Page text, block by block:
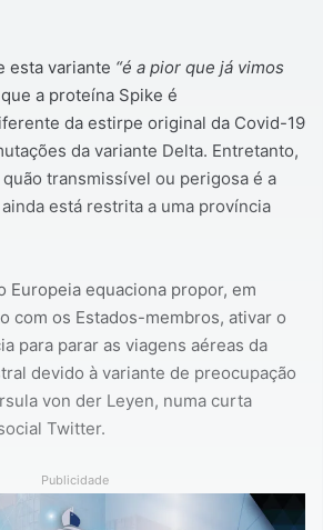
esta variante “é a pior que já vimos
a proteína Spike é
da estirpe original da Covid-19
da variante Delta. Entretanto,
transmissível ou perigosa é a
ainda está restrita a uma província
Europeia equaciona propor, em
com os Estados-membros, ativar o
para parar as viagens aéreas da
devido à variante de preocupação
von der Leyen, numa curta
Twitter.
Publicidade